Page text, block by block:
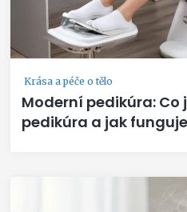
Krása a péče o tělo
Moderní pedikúra:
pedikúra a jak